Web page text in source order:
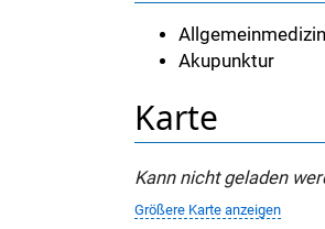
Allgemeinmedizin
Akupunktur
Karte
Kann nicht geladen
Größere Karte anzeigen